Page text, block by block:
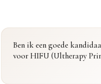
Ben ik een goede
voor HIFU (Ultherapy